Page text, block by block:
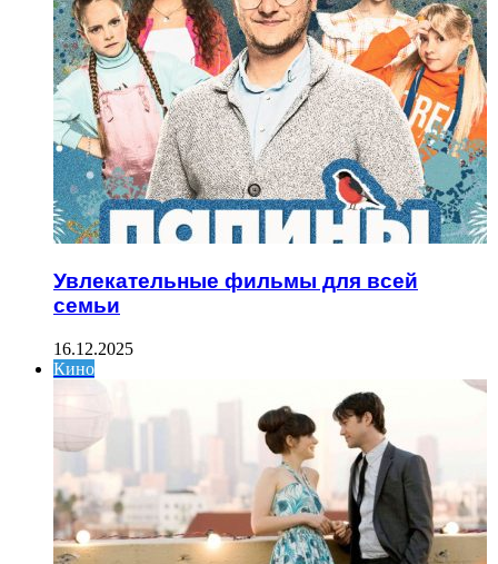
Увлекательные фильмы для всей
семьи
16.12.2025
Кино